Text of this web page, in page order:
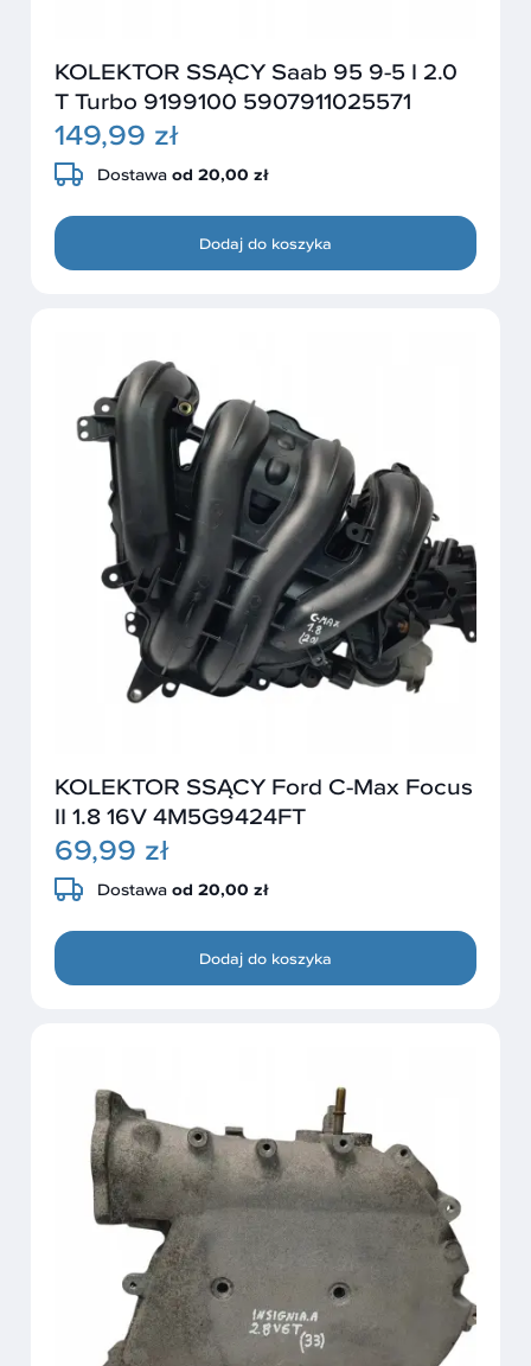
KOLEKTOR SSĄCY Saab 95 9-5 I 2.0
T Turbo 9199100 5907911025571
149,99 zł
Dostawa od 20,00 zł
Dodaj do koszyka
KOLEKTOR SSĄCY Ford C-Max Focus
II 1.8 16V 4M5G9424FT
69,99 zł
Dostawa od 20,00 zł
Dodaj do koszyka